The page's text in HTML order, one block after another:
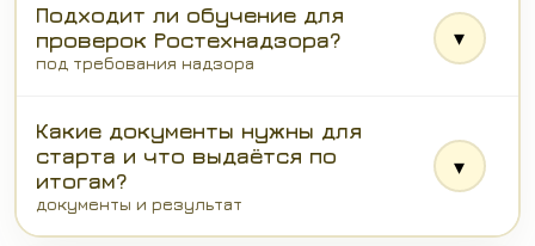
Подходит ли обучение для
проверок Ростехнадзора?
под требования надзора
▾
Какие документы нужны для
старта и что выдаётся по
итогам?
документы и результат
▾